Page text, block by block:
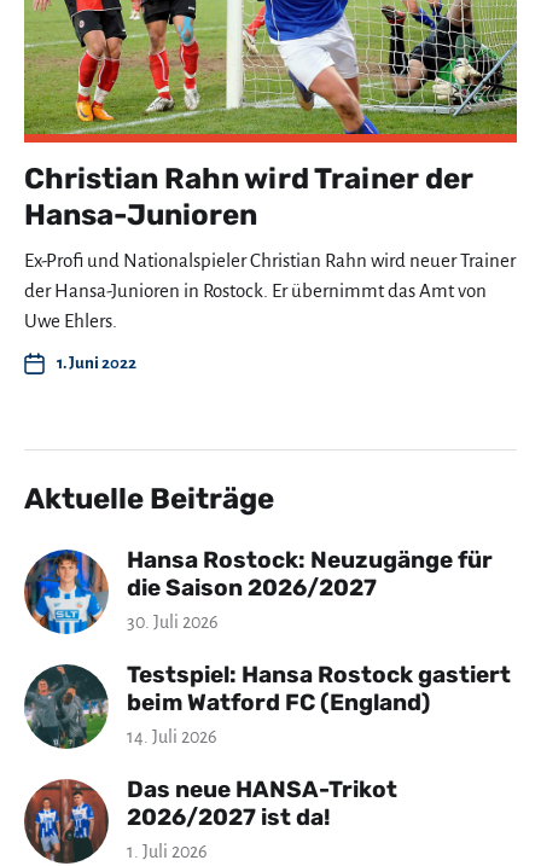
Christian Rahn wird Trainer der
Hansa-Junioren
Ex-Profi und Nationalspieler Christian Rahn wird neuer Trainer
der Hansa-Junioren in Rostock. Er übernimmt das Amt von
Uwe Ehlers.
1. Juni 2022
Aktuelle Beiträge
Hansa Rostock: Neuzugänge für
die Saison 2026/2027
30. Juli 2026
Testspiel: Hansa Rostock gastiert
beim Watford FC (England)
14. Juli 2026
Das neue HANSA-Trikot
2026/2027 ist da!
1. Juli 2026